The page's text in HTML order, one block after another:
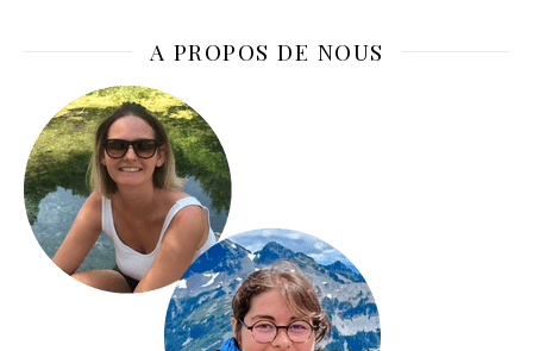
A PROPOS DE NOUS